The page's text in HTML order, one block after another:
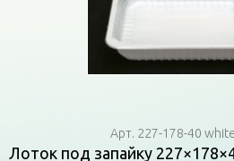
Арт. 227-178-40
Лоток под запайку